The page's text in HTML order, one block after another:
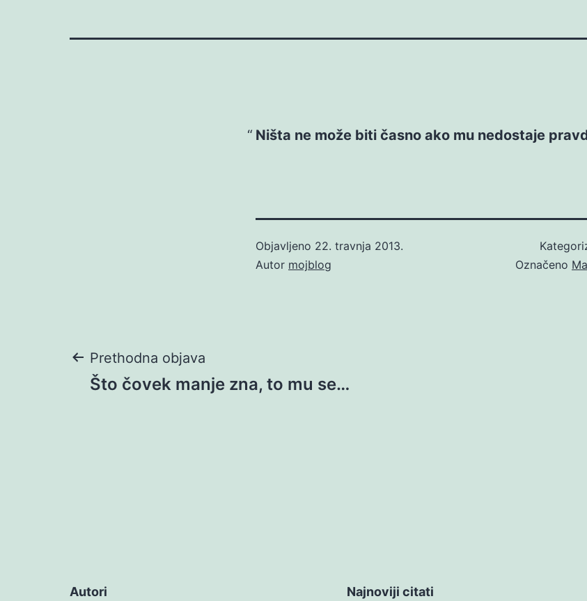
Ništa ne može biti časno ako mu nedostaje
Objavljeno 22. travnja 2013.
Autor mojblog
Označeno
Navigacija
Prethodna objava
Što čovek manje zna, to mu se…
Autori Najnoviji citati